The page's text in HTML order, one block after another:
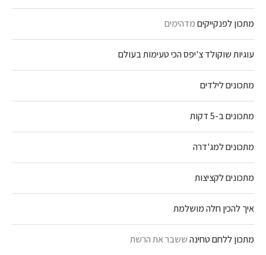
מתכון לפנקייקיםמדהימים
עוגיות שוקולד צ'יפס הכי טעימות בעולם
מתכונים לילדים
מתכונים ב-5 דקות
מתכונים למג'דרה
מתכונים לקציצות
איך להכין חלה מושלמת
מתכון ללחם טחינהששבר את הרשת